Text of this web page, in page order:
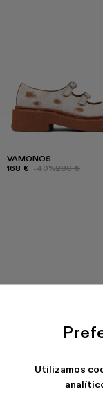
Utilizamos
VAMONOS
168 € -40%280 €